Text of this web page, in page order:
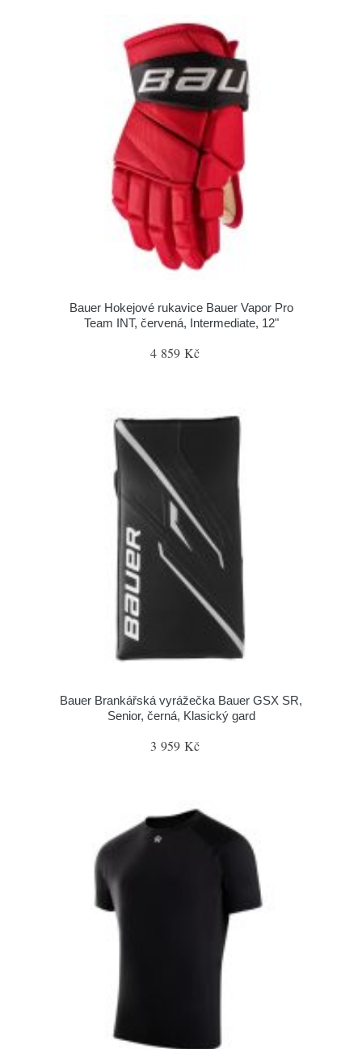
Bauer Hokejové rukavice Bauer Vapor Pro
Team INT, červená, Intermediate, 12"
4 859 Kč
Bauer Brankářská vyrážečka Bauer GSX SR,
Senior, černá, Klasický gard
3 959 Kč